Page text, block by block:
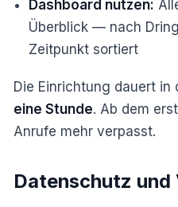
Dashboard nutzen:
Überblick — nach
Zeitpunkt sortiert
Die Einrichtung dauert in
eine Stunde. Ab dem
Anrufe mehr verpasst.
Datenschutz